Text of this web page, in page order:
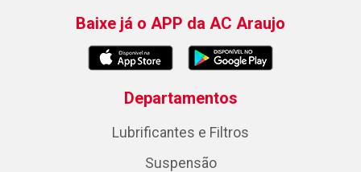
Baixe já o APP da AC Araujo
Departamentos
Lubrificantes e Filtros
Suspensão